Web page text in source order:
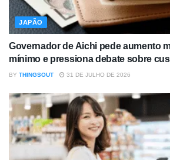
JAPÃO
Governador de Aichi pede aumento
mínimo e pressiona debate sobre
BY THINGSOUT 31 DE JULHO DE 2026